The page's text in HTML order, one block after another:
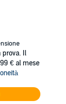
prova. Il
€ al mese